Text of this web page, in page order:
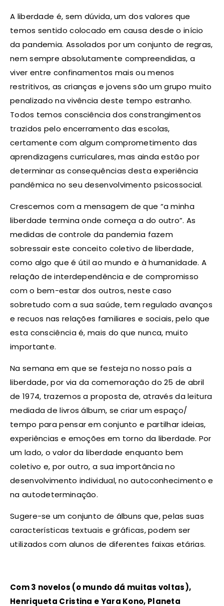
A liberdade é, sem dúvida, um dos valores que
temos sentido colocado em causa desde o início
da pandemia. Assolados por um conjunto de regras,
nem sempre absolutamente compreendidas, a
viver entre confinamentos mais ou menos
restritivos, as crianças e jovens são um grupo muito
penalizado na vivência deste tempo estranho.
Todos temos consciência dos constrangimentos
trazidos pelo encerramento das escolas,
certamente com algum comprometimento das
aprendizagens curriculares, mas ainda estão por
determinar as consequências desta experiência
pandémica no seu desenvolvimento psicossocial.
Crescemos com a mensagem de que “a minha
liberdade termina onde começa a do outro”. As
medidas de controle da pandemia fazem
sobressair este conceito coletivo de liberdade,
como algo que é útil ao mundo e à humanidade. A
relação de interdependência e de compromisso
com o bem-estar dos outros, neste caso
sobretudo com a sua saúde, tem regulado avanços
e recuos nas relações familiares e sociais, pelo que
esta consciência é, mais do que nunca, muito
importante.
Na semana em que se festeja no nosso país a
liberdade, por via da comemoração do 25 de abril
de 1974, trazemos a proposta de, através da leitura
mediada de livros álbum, se criar um espaço/
tempo para pensar em conjunto e partilhar ideias,
experiências e emoções em torno da liberdade. Por
um lado, o valor da liberdade enquanto bem
coletivo e, por outro, a sua importância no
desenvolvimento individual, no autoconhecimento e
na autodeterminação.
Sugere-se um conjunto de álbuns que, pelas suas
características textuais e gráficas, podem ser
utilizados com alunos de diferentes faixas etárias.
Com 3 novelos (o mundo dá muitas voltas),
Henriqueta Cristina e Yara Kono, Planeta